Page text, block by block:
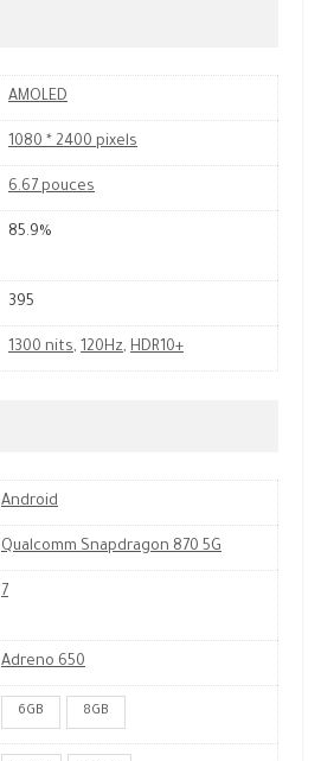
AMOLED
1080 * 2400 pixels
6.67 pouces
85.9%
395
1300 nits, 120Hz, HDR10+
Android
Qualcomm Snapdragon 870 5G
7
Adreno 650
6GB 8GB